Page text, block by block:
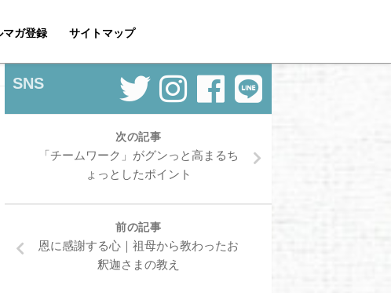
マガ登録 サイトマップ
SNS
次の記事
「チームワーク」がグンっと高まるち
ょっとしたポイント
前の記事
恩に感謝する心｜祖母から教わったお
釈迦さまの教え